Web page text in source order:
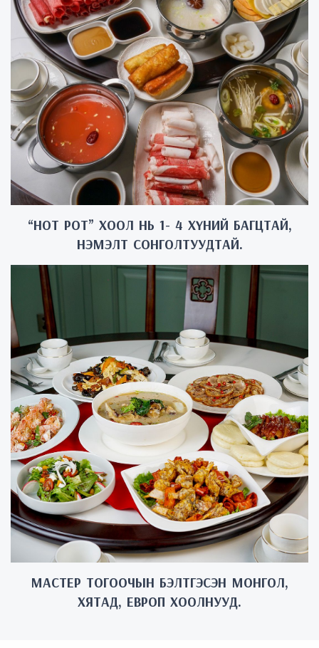
“HOT POT” ХООЛ НЬ 1- 4 ХҮНИЙ БАГЦТАЙ,
НЭМЭЛТ СОНГОЛТУУДТАЙ.
МАСТЕР ТОГООЧЫН БЭЛТГЭСЭН МОНГОЛ,
ХЯТАД, ЕВРОП ХООЛНУУД.